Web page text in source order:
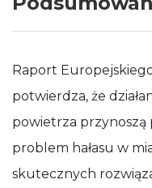
Raport
potwierdza, że
powietrza
problem hałasu w
skutecznych